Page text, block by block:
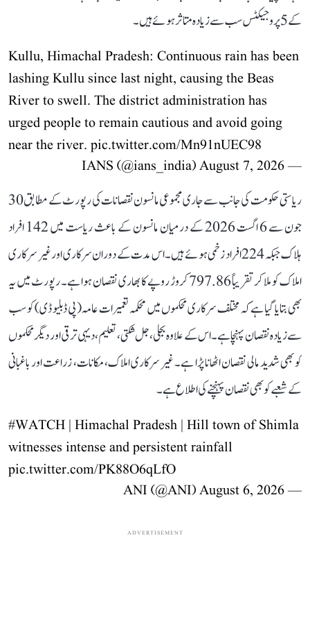
کے 5 پروجیکٹس سب سے زیادہ متاثر ہوئے ہیں۔
Kullu, Himachal Pradesh: Continuous rain has been
lashing Kullu since last night, causing the Beas
River to swell. The district administration has
urged people to remain cautious and avoid going
near the river. pic.twitter.com/Mn91nUEC98
— IANS (@ians_india)
August 7, 2026
ریاستی حکومت کی جانب سے جاری مجموعی مانسون نقصانات کی رپورٹ کے مطابق 30
جون سے 6 اگست 2026 کے درمیان مانسون کے باعث ریاست میں 142 افراد
ہلاک جبکہ 224 افراد زخمی ہوئے ہیں۔ اس مدت کے دوران سرکاری اور غیر سرکاری
املاک کو ملا کر تقریباً 797.86 کروڑ روپے کا بھاری نقصان ہوا ہے۔ رپورٹ میں یہ
بھی بتایا گیا ہے کہ مختلف سرکاری محکموں میں محکمہ تعمیرات عامہ (پی ڈبلیو ڈی) کو سب
سے زیادہ نقصان پہنچا ہے۔ اس کے علاوہ بجلی، جل شکتی، تعلیم، دیہی ترقی اور دیگر محکموں
کو بھی شدید مالی نقصان اٹھانا پڑا ہے۔ غیر سرکاری املاک، مکانات، زراعت اور باغبانی
کے شعبے کو بھی نقصان پہنچنے کی اطلاع ہے۔
#WATCH | Himachal Pradesh | Hill town of Shimla
witnesses intense and persistent rainfall
pic.twitter.com/PK88O6qLfO
— ANI (@ANI)
August 6, 2026
ADVERTISEMENT